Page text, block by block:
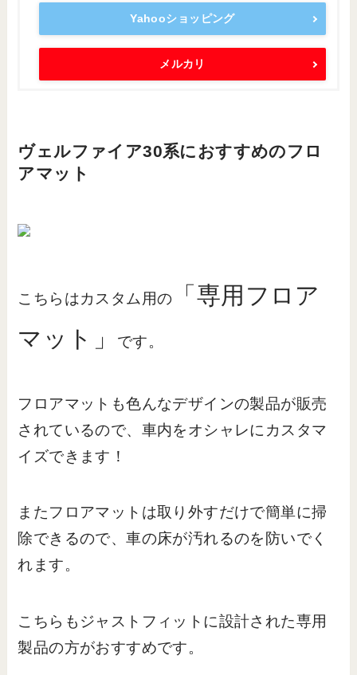
Yahooショッピング
メルカリ
ヴェルファイア30系におすすめのフロ
アマット
こちらはカスタム用の
「専用フロア
マット」
です。
フロアマットも色んなデザインの製品が販売
されているので、車内をオシャレにカスタマ
イズできます！
またフロアマットは取り外すだけで簡単に掃
除できるので、車の床が汚れるのを防いでく
れます。
こちらもジャストフィットに設計された専用
製品の方がおすすめです。